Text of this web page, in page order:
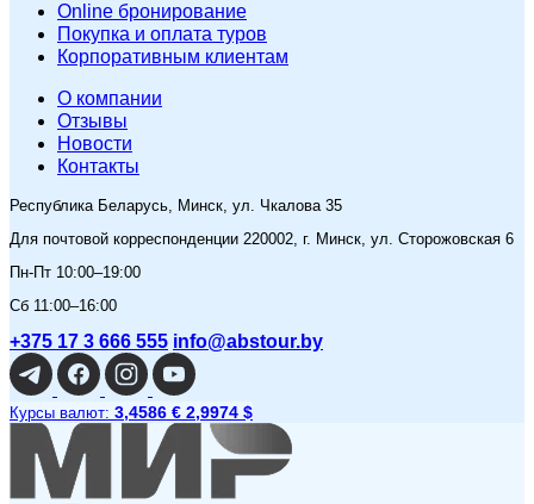
Online бронирование
Покупка и оплата туров
Корпоративным клиентам
O компании
Отзывы
Новости
Контакты
Республика Беларусь, Минск, ул. Чкалова 35
Для почтовой корреспонденции 220002, г. Минск, ул. Сторожовская 6
Пн-Пт 10:00–19:00
Сб 11:00–16:00
+375 17 3 666 555 info@abstour.by
Курсы валют: 3,4586 € 2,9974 $